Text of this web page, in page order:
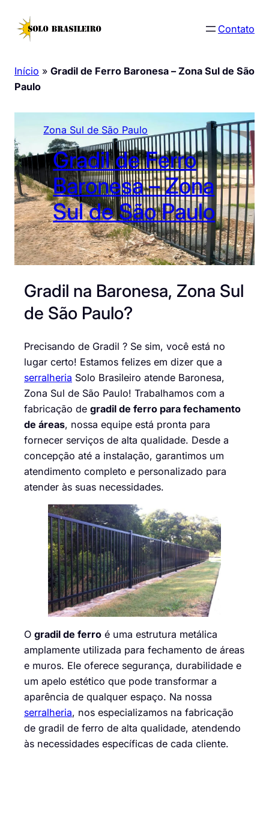
para
Contato
Início » Gradil de Ferro Baronesa – Zona Sul de São
Paulo
Zona Sul de São Paulo
Gradil de Ferro
Baronesa – Zona
Sul de São Paulo
Gradil na Baronesa, Zona Sul
de São Paulo?
Precisando de Gradil ? Se sim, você está no
lugar certo! Estamos felizes em dizer que a
serralheria Solo Brasileiro atende Baronesa,
Zona Sul de São Paulo! Trabalhamos com a
fabricação de gradil de ferro para fechamento
de áreas, nossa equipe está pronta para
fornecer serviços de alta qualidade. Desde a
concepção até a instalação, garantimos um
atendimento completo e personalizado para
atender às suas necessidades.
O gradil de ferro é uma estrutura metálica
amplamente utilizada para fechamento de áreas
e muros. Ele oferece segurança, durabilidade e
um apelo estético que pode transformar a
aparência de qualquer espaço. Na nossa
serralheria, nos especializamos na fabricação
de gradil de ferro de alta qualidade, atendendo
às necessidades específicas de cada cliente.